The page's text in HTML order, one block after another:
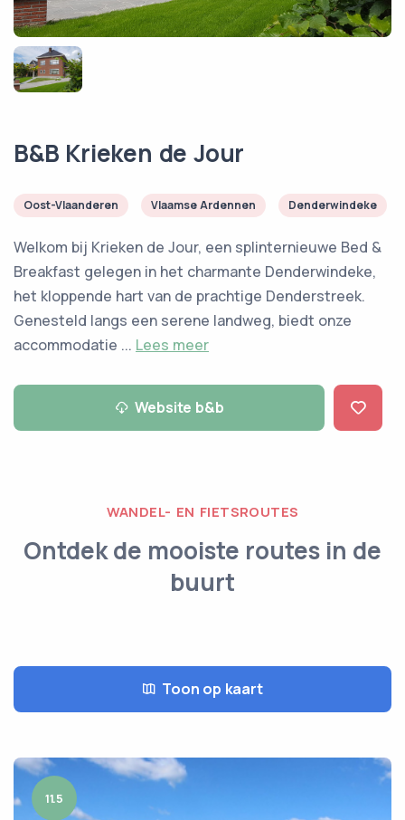
B&B Krieken de Jour
Oost-Vlaanderen Vlaamse Ardennen Denderwindeke
Welkom bij Krieken de Jour, een splinternieuwe Bed &
Breakfast gelegen in het charmante Denderwindeke,
het kloppende hart van de prachtige Denderstreek.
Genesteld langs een serene landweg, biedt onze
accommodatie ... Lees meer
Website b&b
WANDEL- EN FIETSROUTES
Ontdek de mooiste routes in de
buurt
Toon op kaart
11.5